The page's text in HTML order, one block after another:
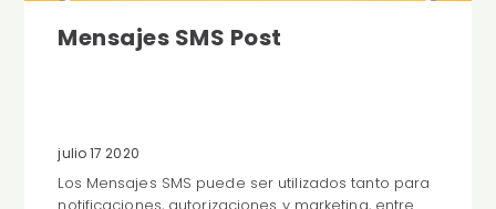
Mensajes SMS Post
julio 17 2020
Los Mensajes SMS puede ser utilizados tanto para